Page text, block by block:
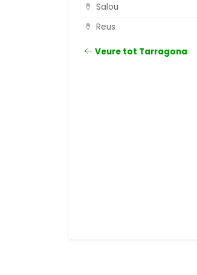
Salou
Reus
Veure tot Tarragona